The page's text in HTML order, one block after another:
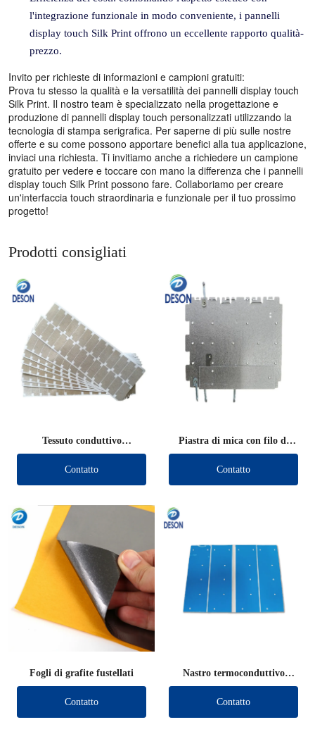
l'integrazione funzionale in modo conveniente, i pannelli
display touch Silk Print offrono un eccellente rapporto qualità-
prezzo.
Invito per richieste di informazioni e campioni gratuiti:
Prova tu stesso la qualità e la versatilità dei pannelli display touch
Silk Print. Il nostro team è specializzato nella progettazione e
produzione di pannelli display touch personalizzati utilizzando la
tecnologia di stampa serigrafica. Per saperne di più sulle nostre
offerte e su come possono apportare benefici alla tua applicazione,
inviaci una richiesta. Ti invitiamo anche a richiedere un campione
gratuito per vedere e toccare con mano la differenza che i pannelli
display touch Silk Print possono fare. Collaboriamo per creare
un'interfaccia touch straordinaria e funzionale per il tuo prossimo
progetto!
Prodotti consigliati
Tessuto conduttivo
schermante fustellato
Contatto
Piastra di mica con filo di
piombo
Contatto
Fogli di grafite fustellati
Contatto
Nastro termoconduttivo
fustellato
Contatto